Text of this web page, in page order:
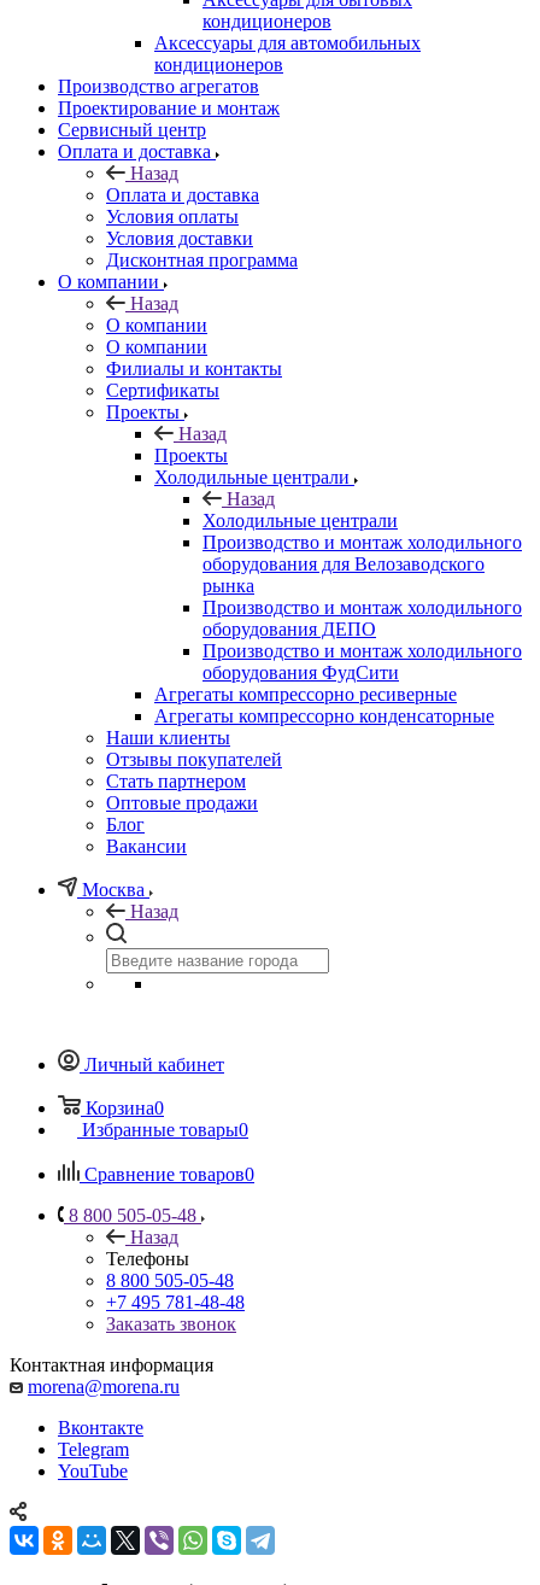
кондиционеров
Аксессуары для автомобильных
кондиционеров
Производство агрегатов
Проектирование и монтаж
Сервисный центр
Оплата и доставка
Назад
Оплата и доставка
Условия оплаты
Условия доставки
Дисконтная программа
О компании
Назад
О компании
О компании
Филиалы и контакты
Сертификаты
Проекты
Назад
Проекты
Холодильные централи
Назад
Холодильные централи
Производство и монтаж холодильного
оборудования для Велозаводского
рынка
Производство и монтаж холодильного
оборудования ДЕПО
Производство и монтаж холодильного
оборудования ФудСити
Агрегаты компрессорно ресиверные
Агрегаты компрессорно конденсаторные
Наши клиенты
Отзывы покупателей
Стать партнером
Оптовые продажи
Блог
Вакансии
Москва
Назад
Личный кабинет
Корзина0
Избранные товары0
Сравнение товаров0
8 800 505-05-48
Назад
Телефоны
8 800 505-05-48
+7 495 781-48-48
Заказать звонок
Контактная информация
morena@morena.ru
Вконтакте
Telegram
YouTube